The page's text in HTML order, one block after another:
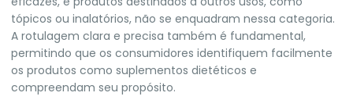
tópicos ou inalatórios, não se enquadram nessa categoria.
A rotulagem clara e precisa também é fundamental,
permitindo que os consumidores identifiquem facilmente
os produtos como suplementos dietéticos e
compreendam seu propósito.